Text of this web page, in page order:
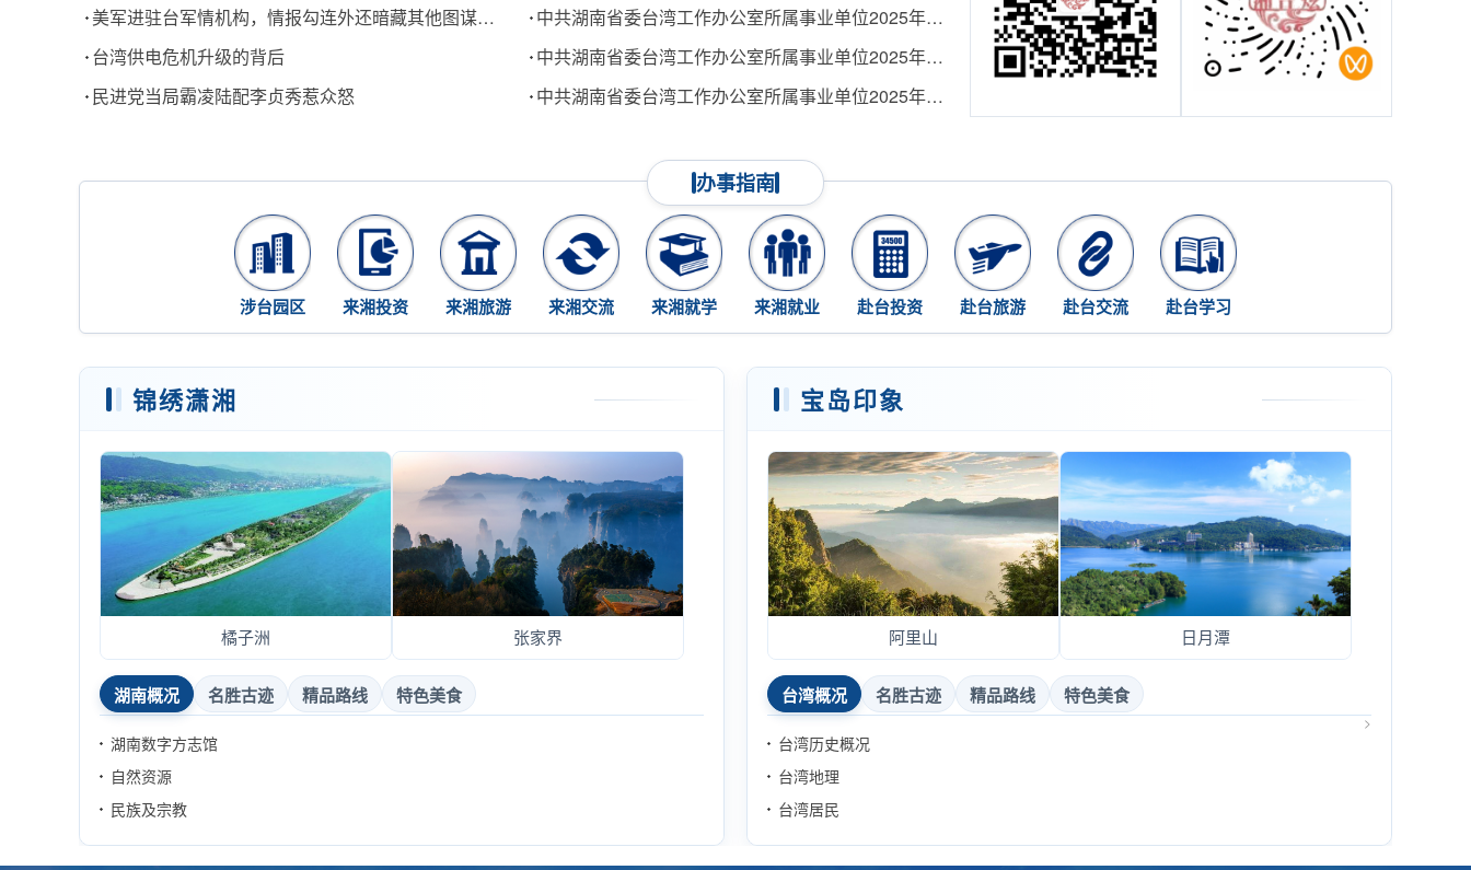
美军进驻台军情机构，情报勾连外还暗藏其他图谋？岛内网民怒轰赖当局出卖台湾
台湾供电危机升级的背后
民进党当局霸凌陆配李贞秀惹众怒
中共湖南省委台湾工作办公室所属事业单位2025年公开招聘入围考察人员名单公告
中共湖南省委台湾工作办公室所属事业单位2025年公开招聘体检公告
中共湖南省委台湾工作办公室所属事业单位2025年公开招聘工作人员面试公告
办事指南
涉台园区 来湘投资 来湘旅游 来湘交流 来湘就学 来湘就业 赴台投资 赴台旅游 赴台交流 赴台学习
锦绣潇湘
橘子洲 张家界
湖南概况 名胜古迹 精品路线 特色美食
湖南数字方志馆
自然资源
民族及宗教
宝岛印象
阿里山 日月潭
台湾概况 名胜古迹 精品路线 特色美食
>
台湾历史概况
台湾地理
台湾居民